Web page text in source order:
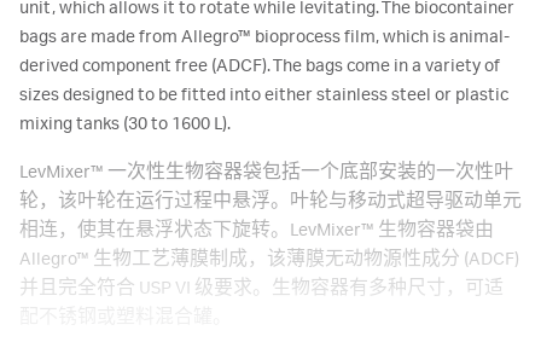
unit, which allows it to rotate while levitating. The biocontainer
bags are made from Allegro™ bioprocess film, which is animal-
derived component free (ADCF). The bags come in a variety of
sizes designed to be fitted into either stainless steel or plastic
mixing tanks (30 to 1600 L).
LevMixer™ 一次性生物容器袋包括一个底部安装的一次性叶
轮，该叶轮在运行过程中悬浮。叶轮与移动式超导驱动单元
相连，使其在悬浮状态下旋转。LevMixer™ 生物容器袋由
Allegro™ 生物工艺薄膜制成，该薄膜无动物源性成分 (ADCF)
并且完全符合 USP VI 级要求。生物容器有多种尺寸，可适